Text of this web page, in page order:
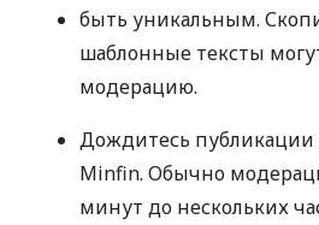
быть уникальным.
шаблонные тексты
модерацию.
Дождитесь публикации
Minfin. Обычно
минут до нескольких